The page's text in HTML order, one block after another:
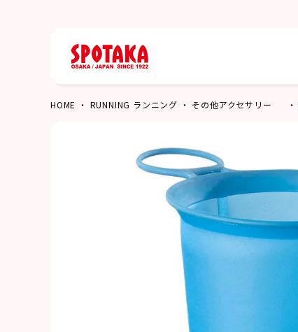
HOME RUNNING ランニング その他アクセサリー